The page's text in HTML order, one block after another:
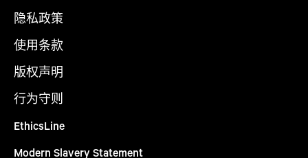
隐私政策
使用条款
版权声明
行为守则
EthicsLine
Modern Slavery Statement